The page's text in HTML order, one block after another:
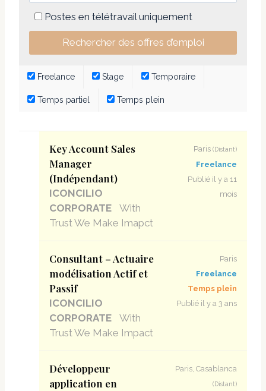
Postes en télétravail uniquement
Freelance Stage Temporaire
Temps partiel Temps plein
Key Account Sales
Manager
(Indépendant)
ICONCILIO
CORPORATE
With
Trust We Make Imapct
Paris (Distant)
Freelance
Publié il y a 11
mois
Consultant – Actuaire
modélisation Actif et
Passif
ICONCILIO
CORPORATE
With
Trust We Make Impact
Paris
Freelance
Temps plein
Publié il y a 3 ans
Développeur
application en
Paris, Casablanca
(Distant)